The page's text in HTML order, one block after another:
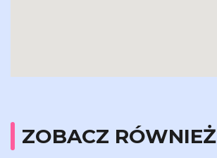
ZOBACZ RÓWNIEŻ